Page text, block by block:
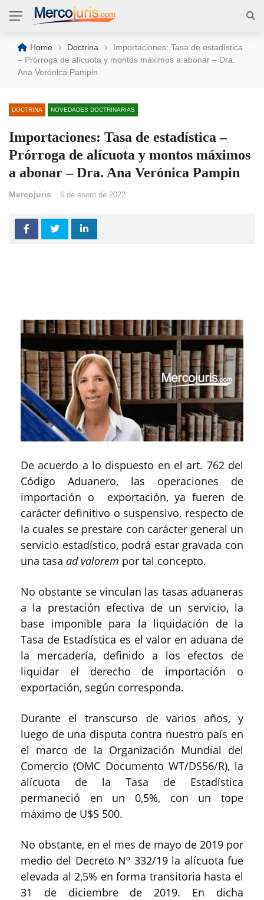
Home › Doctrina ›
Importaciones: Tasa de estadística
– Prórroga de alícuota y montos máximos a abonar – Dra.
Ana Verónica Pampin
DOCTRINA NOVEDADES DOCTRINARIAS
Importaciones: Tasa de estadística –
Prórroga de alícuota y montos máximos
a abonar – Dra. Ana Verónica Pampin
Mercojuris 6 de enero de 2022
De acuerdo a lo dispuesto en el art. 762 del
Código Aduanero, las operaciones de
importación o exportación, ya fueren de
carácter definitivo o suspensivo, respecto de
la cuales se prestare con carácter general un
servicio estadístico, podrá estar gravada con
una tasa ad valorem por tal concepto.
No obstante se vinculan las tasas aduaneras
a la prestación efectiva de un servicio, la
base imponible para la liquidación de la
Tasa de Estadística es el valor en aduana de
la mercadería, definido a los efectos de
liquidar el derecho de importación o
exportación, según corresponda.
Durante el transcurso de varios años, y
luego de una disputa contra nuestro país en
el marco de la Organización Mundial del
Comercio (OMC Documento WT/DS56/R), la
alícuota de la Tasa de Estadística
permaneció en un 0,5%, con un tope
máximo de U$S 500.
No obstante, en el mes de mayo de 2019 por
medio del Decreto Nº 332/19 la alícuota fue
elevada al 2,5% en forma transitoria hasta el
31 de diciembre de 2019. En dicha